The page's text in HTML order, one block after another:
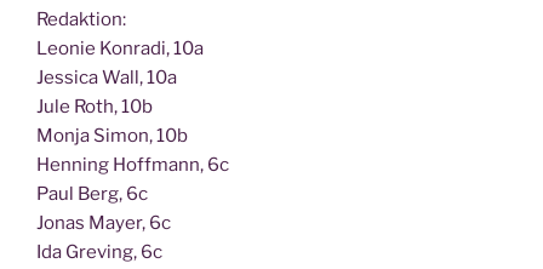
Redak­ti­on:
Leo­nie Kon­ra­di, 10a
Jes­si­ca Wall, 10a
Jule Roth, 10b
Mon­ja Simon, 10b
Hen­ning Hoff­mann, 6c
Paul Berg, 6c
Jonas May­er, 6c
Ida Gre­ving, 6c